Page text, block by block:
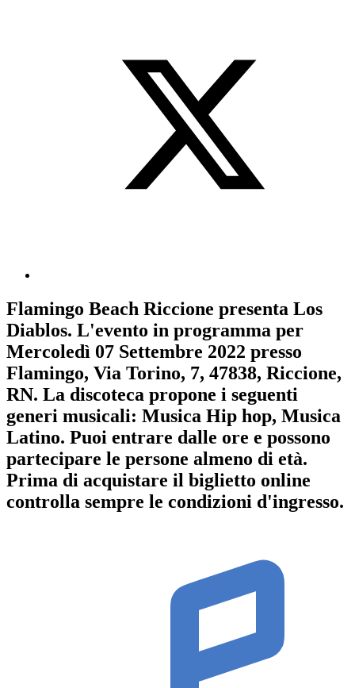
Flamingo Beach Riccione presenta Los
Diablos. L'evento in programma per
Mercoledì 07 Settembre 2022 presso
Flamingo, Via Torino, 7, 47838, Riccione,
RN. La discoteca propone i seguenti
generi musicali: Musica Hip hop, Musica
Latino. Puoi entrare dalle ore e possono
partecipare le persone almeno di età.
Prima di acquistare il biglietto online
controlla sempre le condizioni d'ingresso.